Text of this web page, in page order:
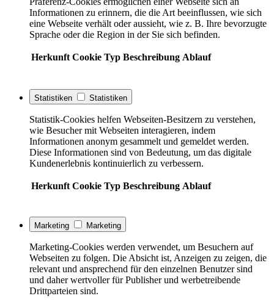
Informationen zu erinnern, die die Art beeinflussen, wie sich
eine Webseite verhält oder aussieht, wie z. B. Ihre bevorzugte
Sprache oder die Region in der Sie sich befinden.
Herkunft Cookie Typ Beschreibung Ablauf
Statistiken Statistiken
Statistik-Cookies helfen Webseiten-Besitzern zu verstehen,
wie Besucher mit Webseiten interagieren, indem
Informationen anonym gesammelt und gemeldet werden.
Diese Informationen sind von Bedeutung, um das digitale
Kundenerlebnis kontinuierlich zu verbessern.
Herkunft Cookie Typ Beschreibung Ablauf
Marketing Marketing
Marketing-Cookies werden verwendet, um Besuchern auf
Webseiten zu folgen. Die Absicht ist, Anzeigen zu zeigen, die
relevant und ansprechend für den einzelnen Benutzer sind
und daher wertvoller für Publisher und werbetreibende
Drittparteien sind.